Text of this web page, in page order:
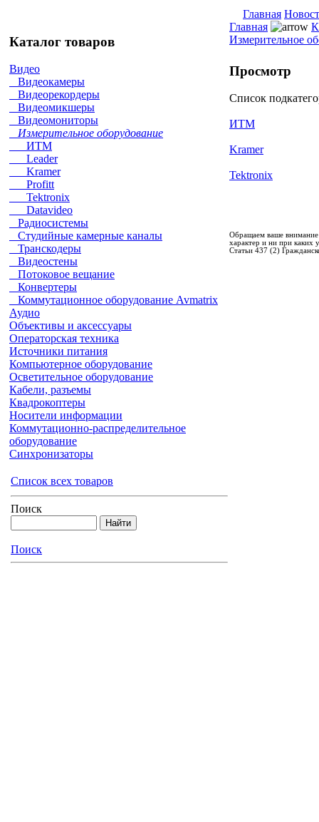
Главная
Каталог товаров
Видео
Видеокамеры
Видеорекордеры
Видеомикшеры
Видеомониторы
Измерительное оборудование
ИТМ
Leader
Kramer
Profitt
Tektronix
Datavideo
Радиосистемы
Студийные камерные каналы
Транскодеры
Видеостены
Потоковое вещание
Конвертеры
Коммутационное оборудование Avmatrix
Аудио
Объективы и аксессуары
Операторская техника
Источники питания
Компьютерное оборудование
Осветительное оборудование
Кабели, разъемы
Квадрокоптеры
Носители информации
Коммутационно-распределительное
оборудование
Синхронизаторы
Список всех товаров
Поиск
Поиск
Главная
Измерительное
Просмотр
Список
ИТМ
Kramer
Tektronix
Обращаем ваше
характер и ни при каких
Статьи 437 (2)